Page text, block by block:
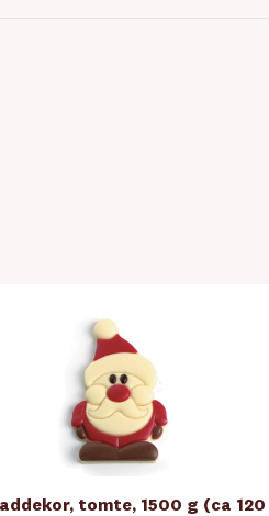
tomte, 1500 g (ca 120